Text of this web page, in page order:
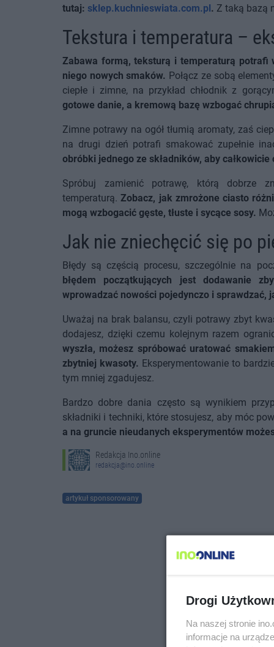
tutaj: sklep.kuchnieswiata.com.pl. Z taką bazą
Tekstura i temperatura –
Zabawa formą, teksturą i temperaturą potrafi
niego nowych smaków. Połącz ze sobą
ciepłe i zimne, na przykład chłodnik z
gotowe danie, a kremową bazę wzbogać
Zimne potrawy na ogół tłumią aromaty, zaś
na drugi dzień potrafi smakować zupełnie
obróbki jednego ze składników, aby
Spróbuj zamienić potrawę, którą dobrze
temperaturą.Zobacz, jak zmrożone ciasto
mogą wzbogacić gęste, tłuste i sycące sosy.
Jak nie zniechęcić się po
Błędy są częścią procesu, szczególnie na
błędem początkujących jest dodawanie
wprowadzać nowości pojedynczo i sprawdzać,
Uważaj na brak balansu, czyli potrawy zbyt
dodajesz, dzięki czemu kolejnym razem
wyszła, możesz spróbować uratować
zbytniej kwasoty. Eksperymentowanie to
tym mniej zgadujesz.
Bardzo dobre dania często są wynikiem
składniki i techniki, które stosujesz, aby móc
a na gruncie nieudanych eksperymentów
Redakcja Ino.online
redakcja@ino.online
artykuł sponsorowany
Drogi
Na naszej stronie
informacje na